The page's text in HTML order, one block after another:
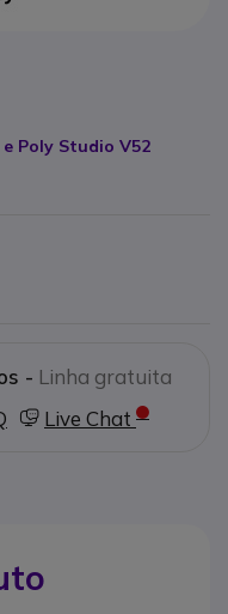
Poly Studio V52
- Linha gratuita
Live Chat